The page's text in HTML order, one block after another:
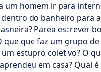
um homem ir para
do banheiro para
Parea escrever
que que faz um grupo de
estupro coletivo? O
em casa? Qual